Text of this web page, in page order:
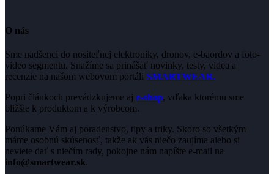
O nás
Sme nadšenci do nositeľnej elektroniky, dronov, e-baordov a foto-
video segmentu. Snažíme sa prinášať novinky, testy, videa a
recenzie na našom webovom portáli SMARTWEAR.
Popri článkoch prevádzkujeme aj e-shop, vďaka ktorému sme
bližšie k produktom a k výrobcom.
Ponúkame Vám aj poradenstvo, tipy a triky. Skoro so všetkým
máme osobnú skúsenosť, takže ak vás niečo zaujíma alebo si
neviete dať s niečím rady, pokojne nám napíšte e-mail na
info@smartwear.sk.